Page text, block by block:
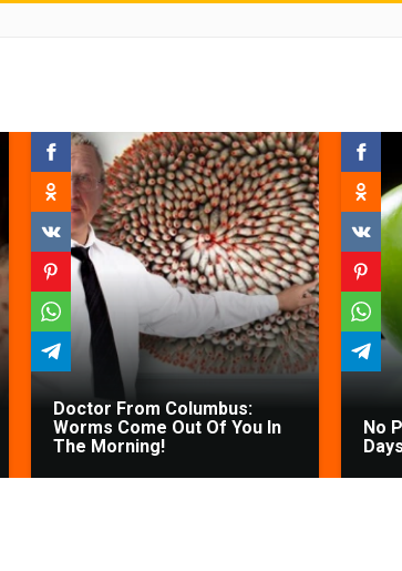
Doctor From Columbus:
Worms Come Out Of You In
The Morning!
No